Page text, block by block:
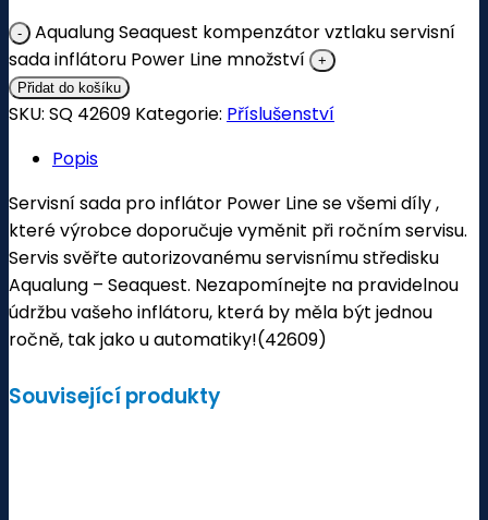
Aqualung Seaquest kompenzátor vztlaku servisní
sada inflátoru Power Line množství
Přidat do košíku
SKU: SQ 42609 Kategorie: Příslušenství
Popis
Servisní sada pro inflátor Power Line se všemi díly ,
které výrobce doporučuje vyměnit při ročním servisu.
Servis svěřte autorizovanému servisnímu středisku
Aqualung – Seaquest. Nezapomínejte na pravidelnou
údržbu vašeho inflátoru, která by měla být jednou
ročně, tak jako u automatiky!(42609)
Související produkty